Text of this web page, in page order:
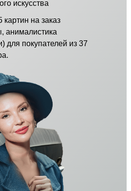
искусства
картин на заказ
анималистика
для покупателей из 37